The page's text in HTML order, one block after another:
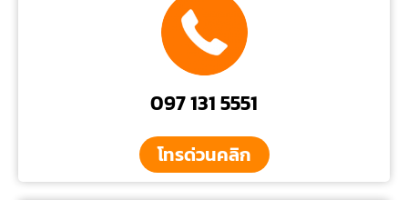
097 131 5551
โทรด่วนคลิก